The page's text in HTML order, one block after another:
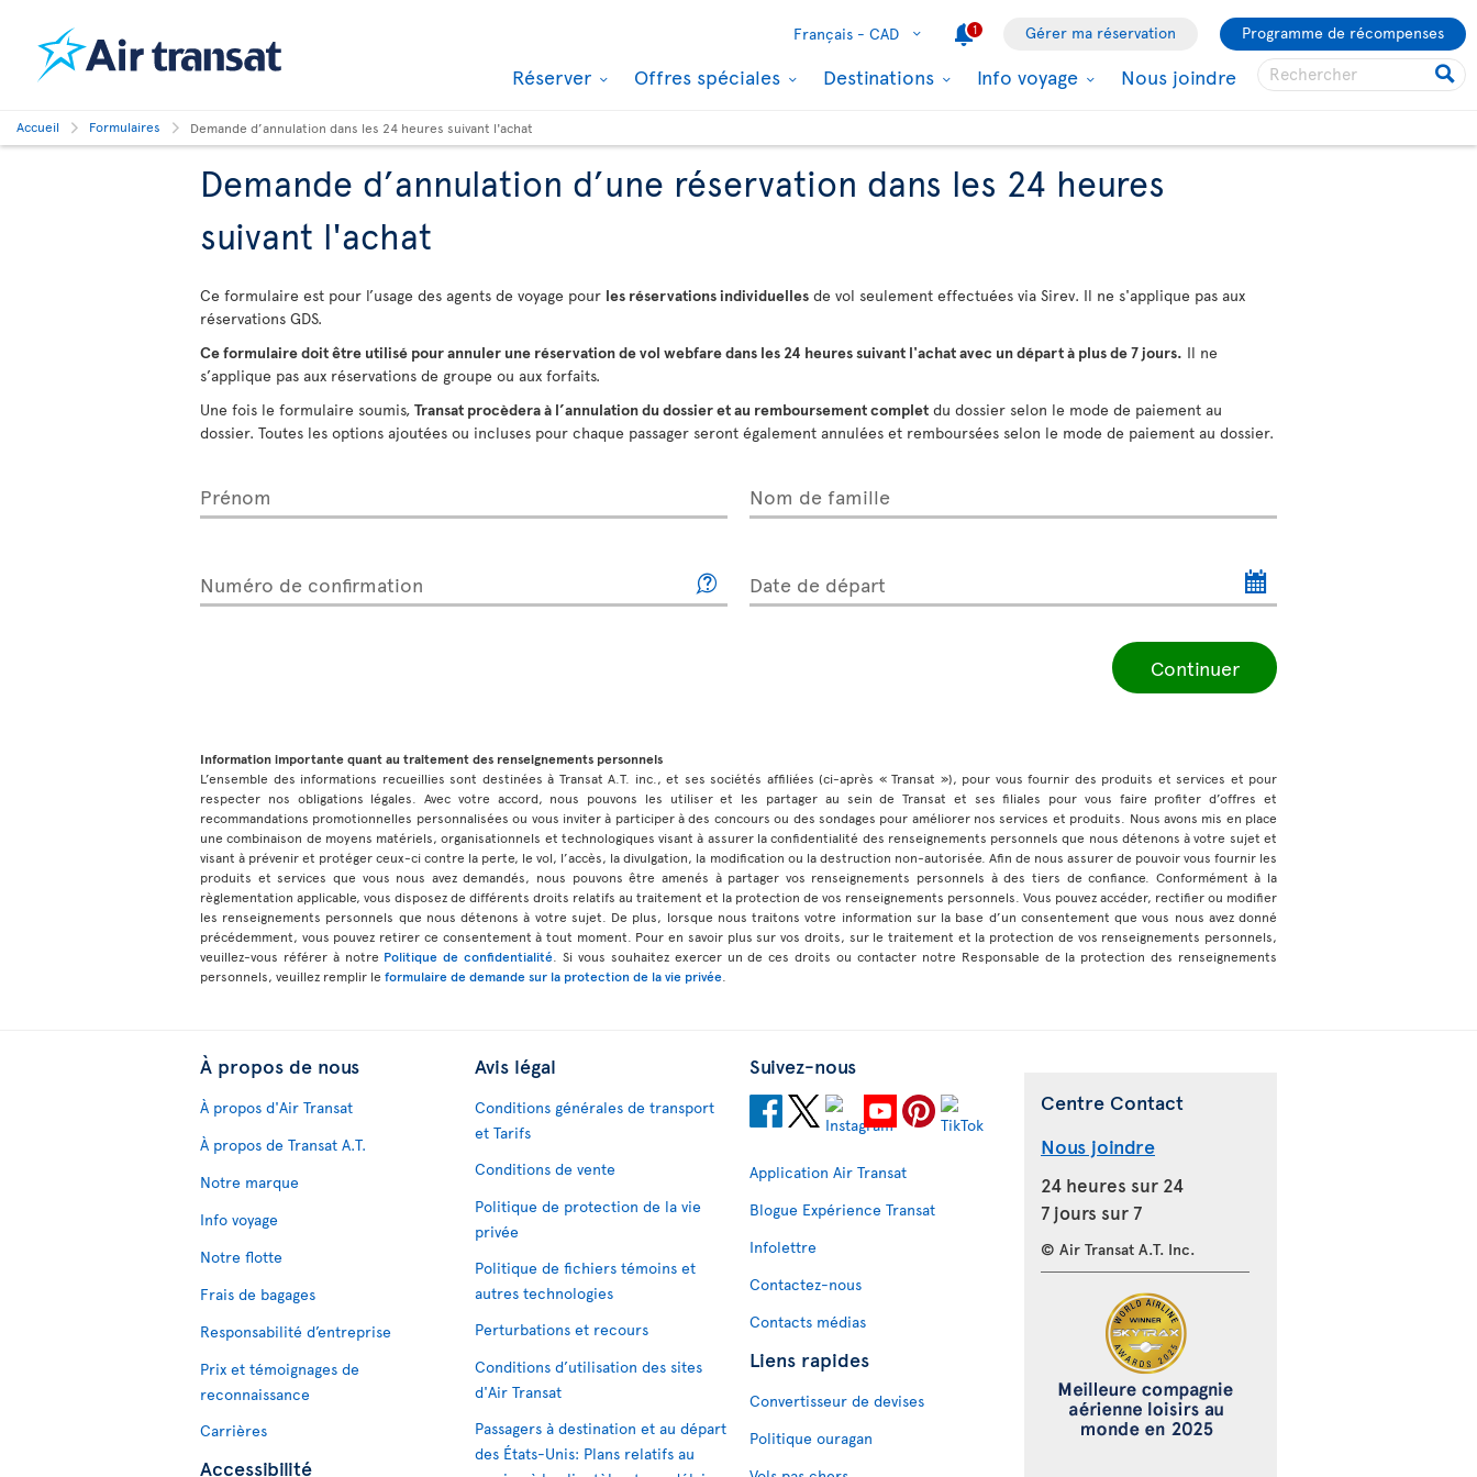
Français - CAD 1 Gérer ma réservation Programme de récompenses
Réserver Offres spéciales Destinations Info voyage Nous joindre
Accueil Formulaires Demande d’annulation dans les 24 heures suivant l'achat
Demande d’annulation d’une réservation dans les 24 heures
suivant l'achat
Ce formulaire est pour l’usage des agents de voyage pour les réservations individuelles de vol seulement effectuées via Sirev. Il ne s'applique pas aux
réservations GDS.
Ce formulaire doit être utilisé pour annuler une réservation de vol webfare dans les 24 heures suivant l'achat avec un départ à plus de 7 jours. Il ne
s’applique pas aux réservations de groupe ou aux forfaits.
Une fois le formulaire soumis, Transat procèdera à l’annulation du dossier et au remboursement complet du dossier selon le mode de paiement au
dossier. Toutes les options ajoutées ou incluses pour chaque passager seront également annulées et remboursées selon le mode de paiement au dossier.
Prénom Nom de famille
Numéro de confirmation Date de départ
Continuer
Information importante quant au traitement des renseignements personnels
L’ensemble des informations recueillies sont destinées à Transat A.T. inc., et ses sociétés affiliées (ci-après « Transat »), pour vous fournir des produits et services et pour
respecter nos obligations légales. Avec votre accord, nous pouvons les utiliser et les partager au sein de Transat et ses filiales pour vous faire profiter d’offres et
recommandations promotionnelles personnalisées ou vous inviter à participer à des concours ou des sondages pour améliorer nos services et produits. Nous avons mis en place
une combinaison de moyens matériels, organisationnels et technologiques visant à assurer la confidentialité des renseignements personnels que nous détenons à votre sujet et
visant à prévenir et protéger ceux-ci contre la perte, le vol, l’accès, la divulgation, la modification ou la destruction non-autorisée. Afin de nous assurer de pouvoir vous fournir les
produits et services que vous nous avez demandés, nous pouvons être amenés à partager vos renseignements personnels à des tiers de confiance. Conformément à la
règlementation applicable, vous disposez de différents droits relatifs au traitement et la protection de vos renseignements personnels. Vous pouvez accéder, rectifier ou modifier
les renseignements personnels que nous détenons à votre sujet. De plus, lorsque nous traitons votre information sur la base d’un consentement que vous nous avez donné
précédemment, vous pouvez retirer ce consentement à tout moment. Pour en savoir plus sur vos droits, sur le traitement et la protection de vos renseignements personnels,
veuillez-vous référer à notre Politique de confidentialité . Si vous souhaitez exercer un de ces droits ou contacter notre Responsable de la protection des renseignements
personnels, veuillez remplir le formulaire de demande sur la protection de la vie privée
À propos de nous
À propos d'Air Transat
À propos de Transat A.T.
Notre marque
Info voyage
Notre flotte
Frais de bagages
Responsabilité d’entreprise
Prix et témoignages de
reconnaissance
Carrières
Accessibilité
Avis légal
Conditions générales de transport
et Tarifs
Conditions de vente
Politique de protection de la vie
privée
Politique de fichiers témoins et
autres technologies
Perturbations et recours
Conditions d’utilisation des sites
d'Air Transat
Passagers à destination et au départ
des États-Unis: Plans relatifs au
Suivez-nous
Application Air Transat
Blogue Expérience Transat
Infolettre
Contactez-nous
Contacts médias
Liens rapides
Convertisseur de devises
Politique ouragan
Centre Contact
Nous joindre
24 heures sur 24
7 jours sur 7
© Air Transat A.T. Inc.